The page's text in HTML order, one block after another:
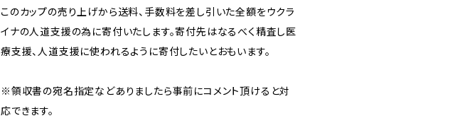
このカップの売り上げから送料、手数料を差し引いた全額をウクラ
イナの人道支援の為に寄付いたします。寄付先はなるべく精査し医
療支援、人道支援に使われるように寄付したいとおもいます。
※領収書の宛名指定などありましたら事前にコメント頂けると対
応できます。